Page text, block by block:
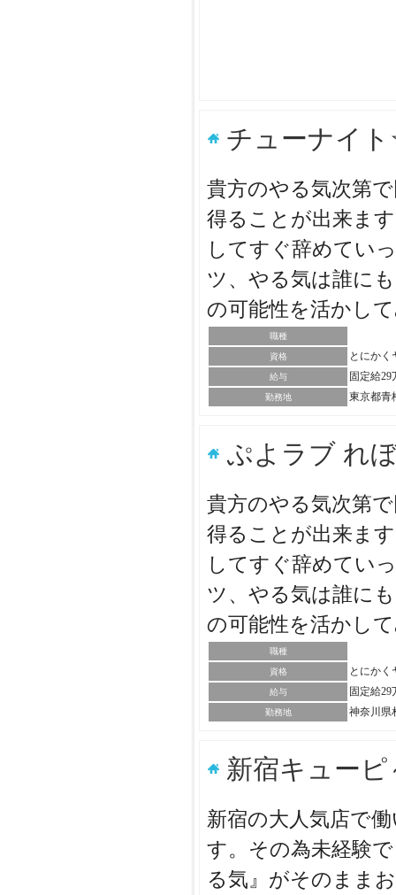
チューナイ
貴方のやる気次第
得ることが出来ま
してすぐ辞めてい
ツ、やる気は誰に
の可能性を活かし
職種
資格 とにかく
給与 固定給
勤務地 東京都青
ぷよラブ れ
貴方のやる気次第
得ることが出来ま
してすぐ辞めてい
ツ、やる気は誰に
の可能性を活かし
職種
資格 とにかく
給与 固定給
勤務地 神奈川県
新宿キューピ
新宿の大人気店で
す。その為未経験
る気』がそのまま